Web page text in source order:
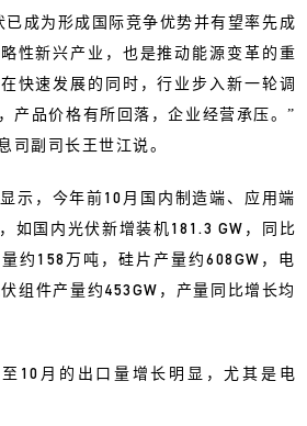
已成为形成国际竞争优势并有望率先成
性新兴产业，也是推动能源变革的重
快速发展的同时，行业步入新一轮调
产品价格有所回落，企业经营承压。”
司副司长王世江说。
示，今年前10月国内制造端、应用端
如国内光伏新增装机181.3 GW，同比
约158万吨，硅片产量约608GW，电
组件产量约453GW，产量同比增长均
10月的出口量增长明显，尤其是电